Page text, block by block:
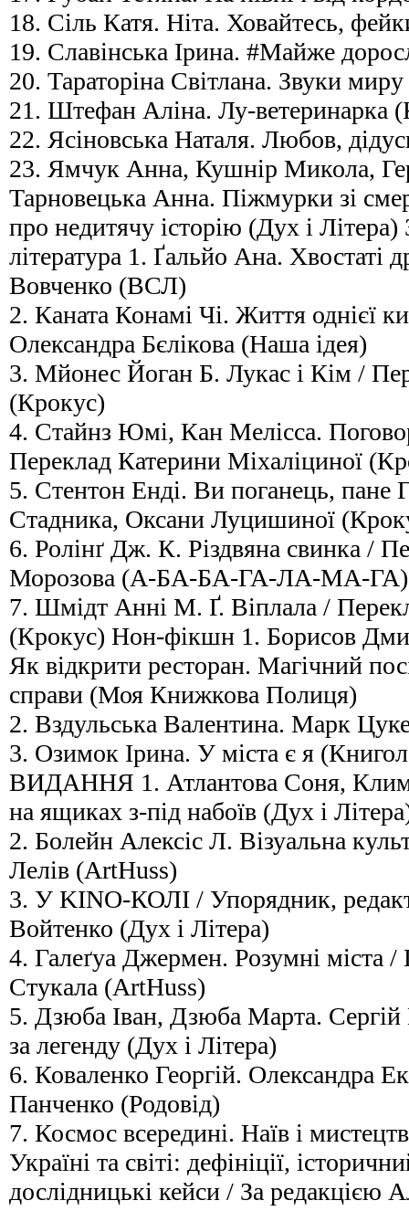
18. Сіль Катя. Ніта. Ховайтесь,
19. Славінська Ірина. #Майже
20. Тараторіна Світлана. Звуки
21. Штефан Аліна. Лу-ветеринарка
22. Ясіновська Наталя. Любов,
23. Ямчук Анна, Кушнір Микола,
Тарновецька Анна. Піжмурки зі
про недитячу історію (Дух і
література 1. Ґальйо Ана. Хвостаті
Вовченко (ВСЛ)
2. Каната Конамі Чі. Життя однієї
Олександра Бєлікова (Наша ідея)
3. Мйонес Йоган Б. Лукас і Кім /
(Крокус)
4. Стайнз Юмі, Кан Мелісса.
Переклад Катерини Міхаліциної
5. Стентон Енді. Ви поганець, пане
Стадника, Оксани Луцишиної
6. Ролінґ Дж. К. Різдвяна свинка /
Морозова (А-БА-БА-ГА-ЛА-МА-ГА)
7. Шмідт Анні М. Ґ. Віплала /
(Крокус) Нон-фікшн 1. Борисов
Як відкрити ресторан. Магічний
справи (Моя Книжкова Полиця)
2. Вздульська Валентина. Марк
3. Озимок Ірина. У міста є я
ВИДАННЯ 1. Атлантова Соня,
на ящиках з-під набоїв (Дух і
2. Болейн Алексіс Л. Візуальна
Лелів (ArtHuss)
3. У KINO-КОЛІ / Упорядник,
Войтенко (Дух і Літера)
4. Галеґуа Джермен. Розумні міста
Стукала (ArtHuss)
5. Дзюба Іван, Дзюба Марта.
за легенду (Дух і Літера)
6. Коваленко Георгій. Олександра
Панченко (Родовід)
7. Космос всередині. Наїв і
Україні та світі: дефініції,
дослідницькі кейси / За редакцією